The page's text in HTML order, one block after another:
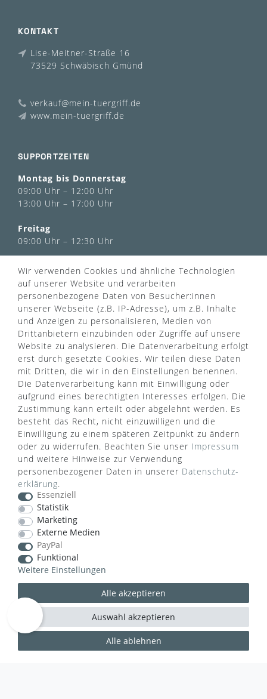
KONTAKT
Lise-Meitner-Straße 16
73529 Schwäbisch Gmünd
verkauf@mein-tuergriff.de
www.mein-tuergriff.de
SUPPORTZEITEN
Montag bis Donnerstag
09:00 Uhr – 12:00 Uhr
13:00 Uhr – 17:00 Uhr
Freitag
09:00 Uhr – 12:30 Uhr
INFORMATIONEN
Über uns
Kontaktformular
FAQ
Türgriff Lexikon
Widerrufsrecht
Sitemap
AGB
Zahlung & Versand
Datenschutz
Impressum
Rücksendung
Markenwelt
Widerruf erklären
ZAHLUNGSARTEN
VERSANDART
Wir verwenden Cookies und ähnliche Technologien
auf unserer Website und verarbeiten
personenbezogene Daten von Besucher:innen
unserer Webseite (z.B. IP-Adresse), um z.B. Inhalte
und Anzeigen zu personalisieren, Medien von
Drittanbietern einzubinden oder Zugriffe auf unsere
Website zu analysieren. Die Datenverarbeitung erfolgt
erst durch gesetzte Cookies. Wir teilen diese Daten
mit Dritten, die wir in den Einstellungen benennen.
Die Datenverarbeitung kann mit Einwilligung oder
aufgrund eines berechtigten Interesses erfolgen. Die
Zustimmung kann erteilt oder abgelehnt werden. Es
besteht das Recht, nicht einzuwilligen und die
Einwilligung zu einem späteren Zeitpunkt zu ändern
oder zu widerrufen. Beachten Sie unser Impressum
und weitere Hinweise zur Verwendung
personenbezogener Daten in unserer Daten­schutz­
erklärung.
Essenziell
Statistik
Marketing
Externe Medien
PayPal
Funktional
Weitere Einstellungen
Alle akzeptieren
Alle ablehnen
Auswahl akzeptieren